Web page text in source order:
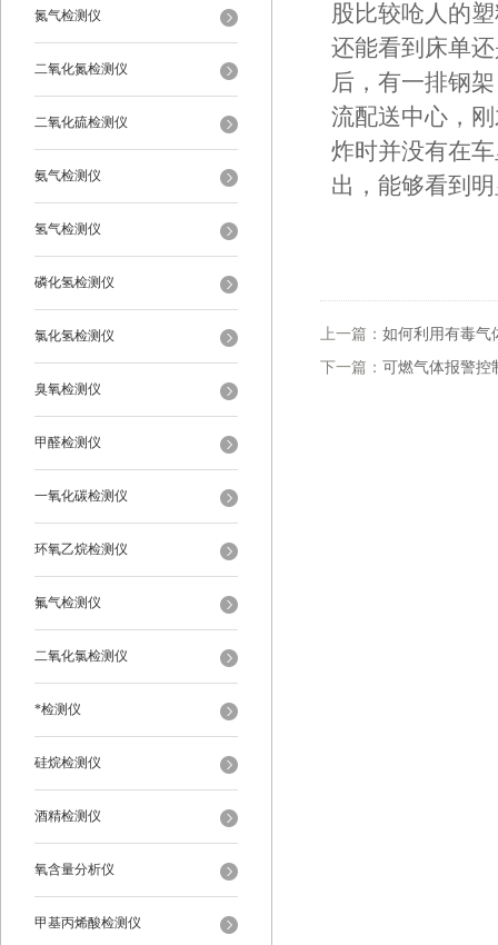
氮气检测仪
二氧化氮检测仪
二氧化硫检测仪
氨气检测仪
氢气检测仪
磷化氢检测仪
氯化氢检测仪
臭氧检测仪
甲醛检测仪
一氧化碳检测仪
环氧乙烷检测仪
氟气检测仪
二氧化氯检测仪
*检测仪
硅烷检测仪
酒精检测仪
氧含量分析仪
甲基丙烯酸检测仪
股比较呛人的
还能看到床单
后，有一排钢
流配送中心，
炸时并没有在
出，能够看到
上一篇： 如何利用有毒气
下一篇： 可燃气体报警控